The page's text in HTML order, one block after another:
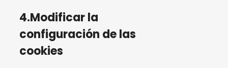
4.Modificar la
configuración de las
cookies